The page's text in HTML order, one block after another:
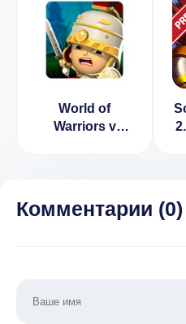
World of
Warriors v
Комментарии (0)